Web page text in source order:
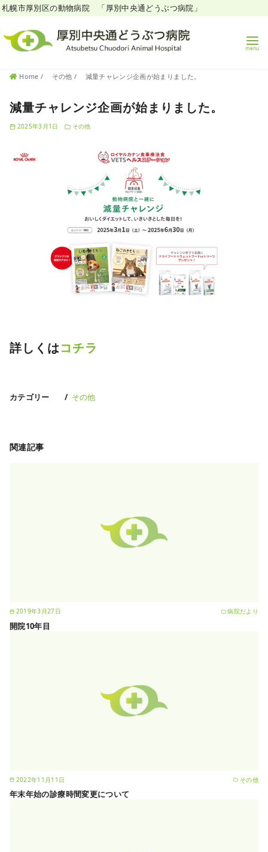
札幌市厚別区の動物病院 「厚別中央通どうぶつ病院」
Home その他 減量チャレンジ企画が始まりました。
減量チャレンジ企画が始まりました。
2025年3月1日 その他
詳しくはコチラ
カテゴリー その他
関連記事
2019年3月27日 病院だより
開院10年目
2022年11月11日 その他
年末年始の診療時間変更について